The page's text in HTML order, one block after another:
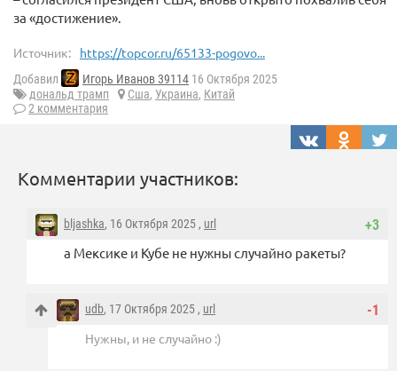
за «достижение».
Источник: https://topcor.ru/65133-pogovo...
Добавил Игорь Иванов 39114 16 Октября 2025
дональд трамп
Сша, Украина, Китай
2 комментария
Комментарии участников:
+3
bljashka, 16 Октября 2025 , url
а Мексике и Кубе не нужны случайно ракеты?
-1
udb, 17 Октября 2025 , url
Нужны, и не случайно :)